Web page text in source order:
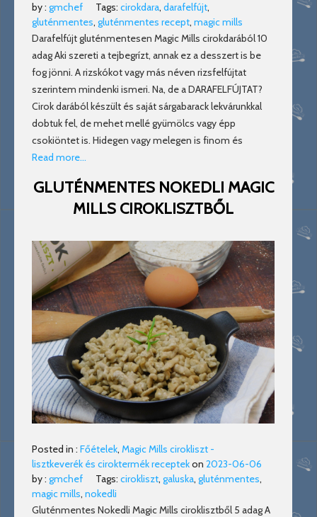
by : gmchef Tags: cirokdara, darafelfújt,
gluténmentes, gluténmentes recept, magic mills
Darafelfújt gluténmentesen Magic Mills cirokdarából 10
adag Aki szereti a tejbegrízt, annak ez a desszert is be
fog jönni. A rizskókot vagy más néven rizsfelfújtat
szerintem mindenki ismeri. Na, de a DARAFELFÚJTAT?
Cirok darából készült és saját sárgabarack lekvárunkkal
dobtuk fel, de mehet mellé gyümölcs vagy épp
csokiöntet is. Hidegen vagy melegen is finom és
Read more…
GLUTÉNMENTES NOKEDLI MAGIC
MILLS CIROKLISZTBŐL
Posted in : Főételek, Magic Mills cirokliszt -
lisztkeverék és ciroktermék receptekon 2023-06-06
by : gmchef Tags: cirokliszt, galuska, gluténmentes,
magic mills, nokedli
Gluténmentes Nokedli Magic Mills ciroklisztből 5 adag A